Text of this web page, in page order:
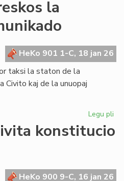
la
HeKo 901 1-C, 18 jan 26
taksi la staton de la
Civito kaj de la unuopaj
Legu pli
kaj
konstitucio
HeKo 900 9-C, 16 jan 26